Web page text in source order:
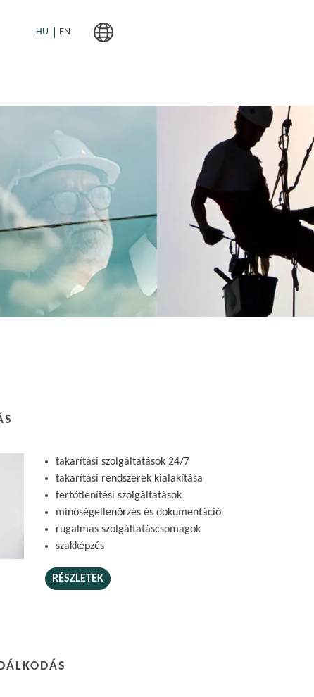
HU EN
takarítási szolgáltatások 24/7
takarítási rendszerek kialakítása
fertőtlenítési szolgáltatások
minőségellenőrzés és dokumentáció
rugalmas szolgáltatáscsomagok
szakképzés
RÉSZLETEK